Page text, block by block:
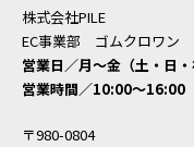
株式会社PILE
EC事業部 ゴムクロワン
営業日／月〜金（土・日・
営業時間／10:00〜16:00
〒980-0804